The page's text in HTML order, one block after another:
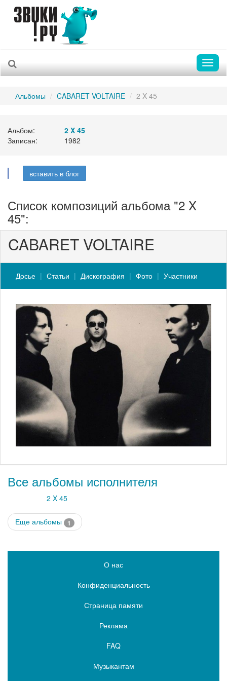
Альбомы CABARET VOLTAIRE 2 X 45
Альбом:
2 X 45
Записан:
1982
вставить в блог
Список композиций альбома "2 X
45":
CABARET VOLTAIRE
Досье Статьи Дискография Фото Участники
Все альбомы исполнителя
2 X 45
Еще альбомы 1
О нас
Конфиденциальность
Страница памяти
Реклама
FAQ
Музыкантам